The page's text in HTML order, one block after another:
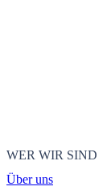
WER WIR SIND
Über uns